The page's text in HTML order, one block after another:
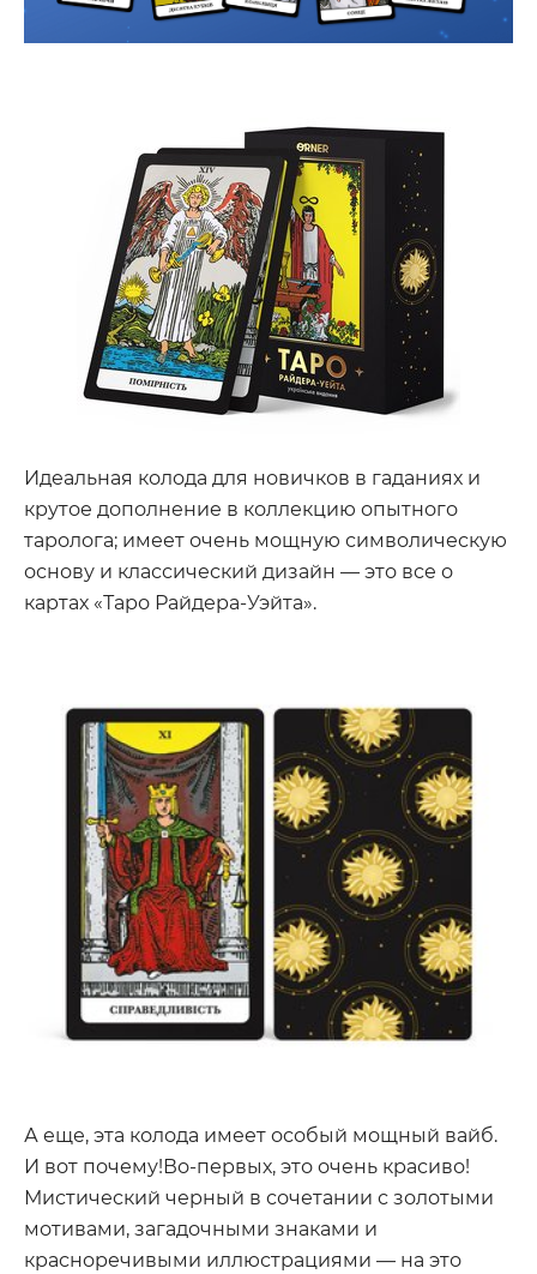
Идеальная колода для новичков в гаданиях и
крутое дополнение в коллекцию опытного
таролога; имеет очень мощную символическую
основу и классический дизайн — это все о
картах «Таро Райдера-Уэйта».
А еще, эта колода имеет особый мощный вайб.
И вот почему!Во-первых, это очень красиво!
Мистический черный в сочетании с золотыми
мотивами, загадочными знаками и
красноречивыми иллюстрациями — на это